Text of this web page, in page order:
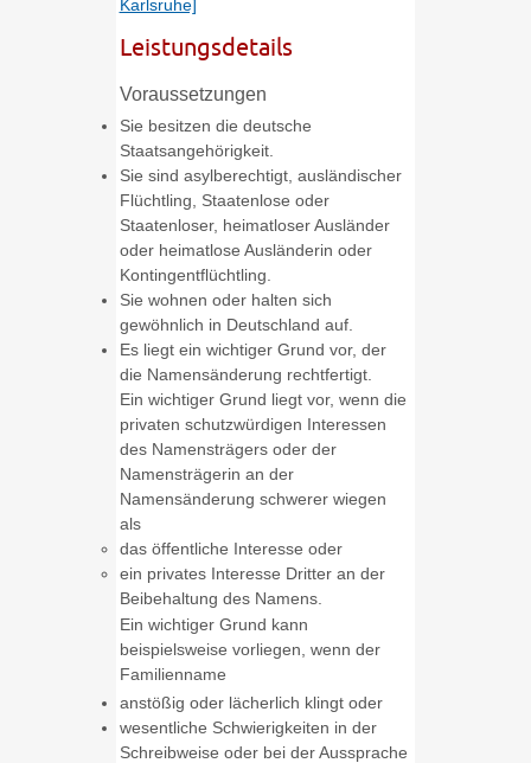
Karlsruhe]
Leistungsdetails
Voraussetzungen
Sie besitzen die deutsche
Staatsangehörigkeit.
Sie sind asylberechtigt, ausländischer
Flüchtling, Staatenlose oder
Staatenloser, heimatloser Ausländer
oder heimatlose Ausländerin oder
Kontingentflüchtling.
Sie wohnen oder halten sich
gewöhnlich in Deutschland auf.
Es liegt ein wichtiger Grund vor, der
die Namensänderung rechtfertigt.
Ein wichtiger Grund liegt vor, wenn die
privaten schutzwürdigen Interessen
des Namensträgers oder der
Namensträgerin an der
Namensänderung schwerer wiegen
als
das öffentliche Interesse oder
ein privates Interesse Dritter an der
Beibehaltung des Namens.
Ein wichtiger Grund kann
beispielsweise vorliegen, wenn der
Familienname
anstößig oder lächerlich klingt oder
wesentliche Schwierigkeiten in der
Schreibweise oder bei der Aussprache